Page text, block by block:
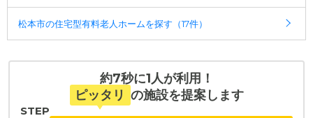
幅広い選択肢の中から、条件にあった施設を選ぶ
ことができます。
たとえば「カラオケ」「麻雀」が楽しめる施設、
「夫婦入居可」の施設、「看取り可」の施設など、
医療・看護体制から施設を探すこともできます。
松本市の住宅型有料老人ホームを探す（17件）
約7秒に1人が利用！
ピッタリ の施設を提案します
STEP